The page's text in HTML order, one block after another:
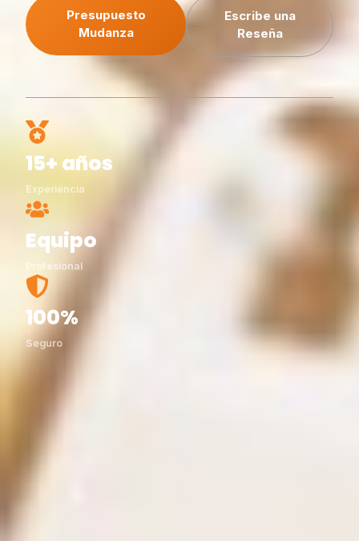
Presupuesto
Mudanza
Escribe una
Reseña
15+ años
Experiencia
Equipo
Profesional
100%
Seguro